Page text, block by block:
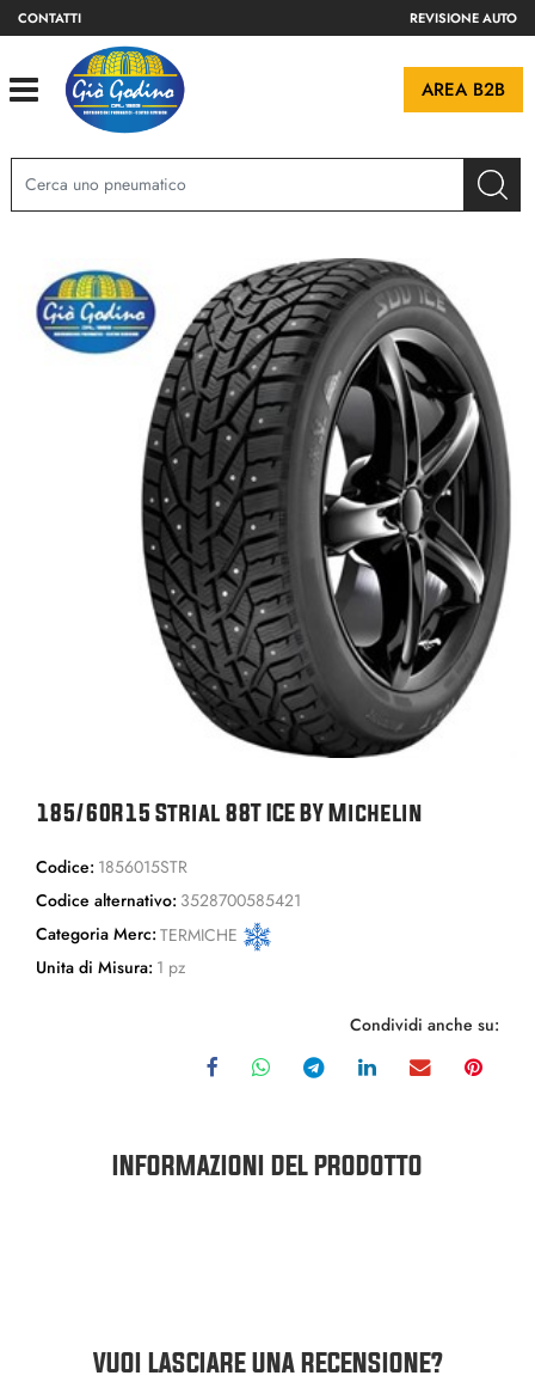
CONTATTI REVISIONE AUTO
Open AREA B2B
185/60R15 Strial 88T ICE BY Michelin
Codice: 1856015STR
Codice alternativo: 3528700585421
Categoria Merc: TERMICHE
Unita di Misura: 1 pz
Condividi anche su:
INFORMAZIONI DEL PRODOTTO
VUOI LASCIARE UNA RECENSIONE?